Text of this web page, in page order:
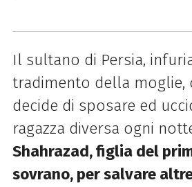
Il sultano di Persia,
tradimento della moglie,
decide di sposare ed
ragazza diversa ogni
Shahrazad, figlia del
sovrano, per salvare